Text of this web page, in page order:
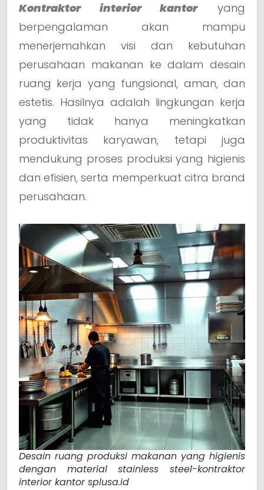
Kontraktor interior kantoryang
berpengalaman akan mampu
menerjemahkan visi dan kebutuhan
perusahaan makanan ke dalam desain
ruang kerja yang fungsional, aman, dan
estetis. Hasilnya adalah lingkungan kerja
yang tidak hanya meningkatkan
produktivitas karyawan, tetapi juga
mendukung proses produksi yang higienis
dan efisien, serta memperkuat citra brand
perusahaan.
Desain ruang produksi makanan yang higienis
dengan material stainless steel-kontraktor
interior kantor splusa.id